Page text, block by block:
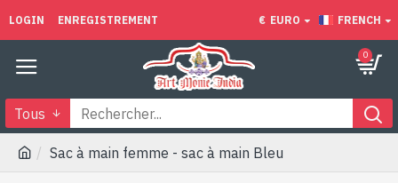
LOGIN ENREGISTREMENT € EURO FRENCH
0
Tous
Sac à main femme - sac à main Bleu